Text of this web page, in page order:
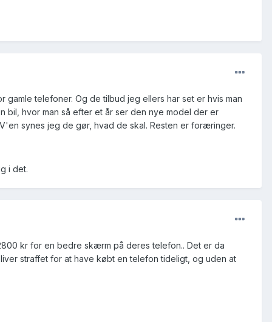
gamle telefoner. Og de tilbud jeg ellers har set er hvis man
bil, hvor man så efter et år ser den nye model der er
synes jeg de gør, hvad de skal. Resten er foræringer.
i det.
kr for en bedre skærm på deres telefon.. Det er da
straffet for at have købt en telefon tideligt, og uden at